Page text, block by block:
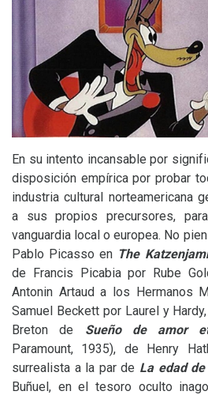
En su intento incansable por
disposición empírica por probar
industria cultural norteamericana
a sus propios precursores,
vanguardia local o europea. No
Pablo Picasso en The
de Francis Picabia por Rube
Antonin Artaud a los Hermanos
Samuel Beckett por Laurel y
Breton de
Sueño de amor
Paramount, 1935), de Henry
surrealista a la par de La edad
Buñuel, en el tesoro oculto